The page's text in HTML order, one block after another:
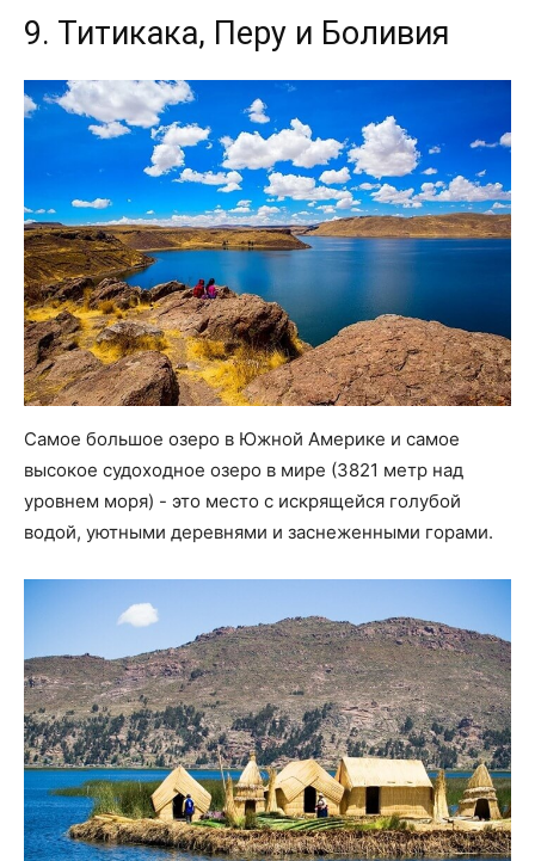
9. Титикака, Перу и Боливия
Самое большое озеро в Южной Америке и самое
высокое судоходное озеро в мире (3821 метр над
уровнем моря) - это место с искрящейся голубой
водой, уютными деревнями и заснеженными горами.